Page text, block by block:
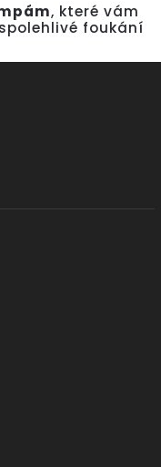
, které vám
foukání